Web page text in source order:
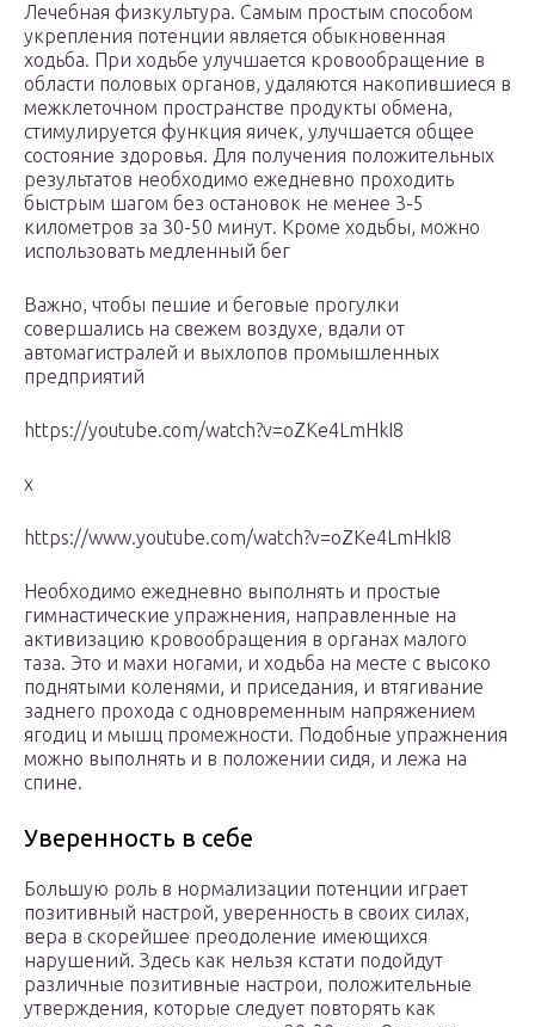
Лечебная физкультура. Самым простым способом
укрепления потенции является обыкновенная
ходьба. При ходьбе улучшается кровообращение в
области половых органов, удаляются накопившиеся в
межклеточном пространстве продукты обмена,
стимулируется функция яичек, улучшается общее
состояние здоровья. Для получения положительных
результатов необходимо ежедневно проходить
быстрым шагом без остановок не менее 3-5
километров за 30-50 минут. Кроме ходьбы, можно
использовать медленный бег
Важно, чтобы пешие и беговые прогулки
совершались на свежем воздухе, вдали от
автомагистралей и выхлопов промышленных
предприятий
https://youtube.com/watch?v=oZKe4LmHkI8
x
https://www.youtube.com/watch?v=oZKe4LmHkI8
Необходимо ежедневно выполнять и простые
гимнастические упражнения, направленные на
активизацию кровообращения в органах малого
таза. Это и махи ногами, и ходьба на месте с высоко
поднятыми коленями, и приседания, и втягивание
заднего прохода с одновременным напряжением
ягодиц и мышц промежности. Подобные упражнения
можно выполнять и в положении сидя, и лежа на
спине.
Уверенность в себе
Большую роль в нормализации потенции играет
позитивный настрой, уверенность в своих силах,
вера в скорейшее преодоление имеющихся
нарушений. Здесь как нельзя кстати подойдут
различные позитивные настрои, положительные
утверждения, которые следует повторять как